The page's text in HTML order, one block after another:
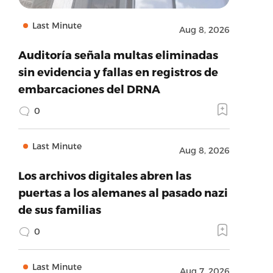
Last Minute Aug 8, 2026
Auditoría señala multas eliminadas
sin evidencia y fallas en registros de
embarcaciones del DRNA
0
Last Minute Aug 8, 2026
Los archivos digitales abren las
puertas a los alemanes al pasado nazi
de sus familias
0
Last Minute Aug 7, 2026